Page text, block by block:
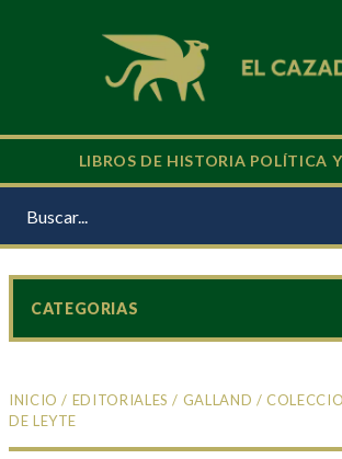
LIBROS DE HISTORIA POLÍTICA
INICIO / EDITORIALES / GALLAND /
DE LEYTE
CATEGORIAS